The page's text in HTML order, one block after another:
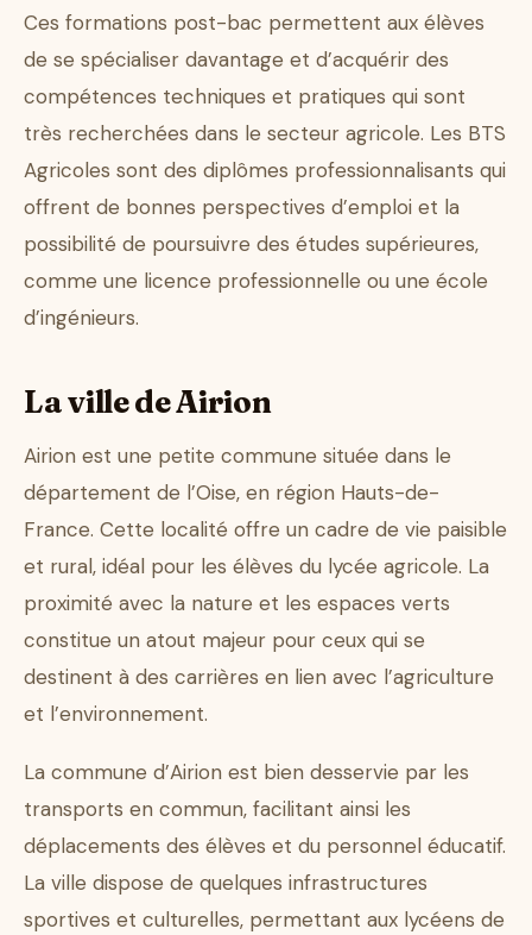
Ces formations post-bac permettent aux élèves
de se spécialiser davantage et d’acquérir des
compétences techniques et pratiques qui sont
très recherchées dans le secteur agricole. Les BTS
Agricoles sont des diplômes professionnalisants qui
offrent de bonnes perspectives d’emploi et la
possibilité de poursuivre des études supérieures,
comme une licence professionnelle ou une école
d’ingénieurs.
La ville de Airion
Airion est une petite commune située dans le
département de l’Oise, en région Hauts-de-
France. Cette localité offre un cadre de vie paisible
et rural, idéal pour les élèves du lycée agricole. La
proximité avec la nature et les espaces verts
constitue un atout majeur pour ceux qui se
destinent à des carrières en lien avec l’agriculture
et l’environnement.
La commune d’Airion est bien desservie par les
transports en commun, facilitant ainsi les
déplacements des élèves et du personnel éducatif.
La ville dispose de quelques infrastructures
sportives et culturelles, permettant aux lycéens de